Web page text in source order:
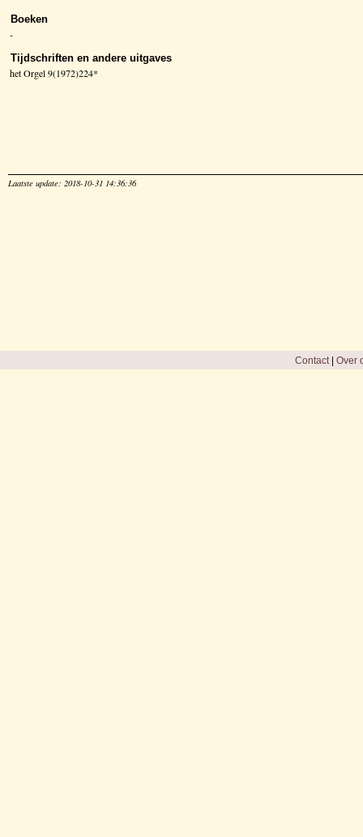
Boeken
-
Tijdschriften en andere uitgaves
het Orgel 9(1972)224*
Laatste update: 2018-10-31 14:36:36
Contact| Over